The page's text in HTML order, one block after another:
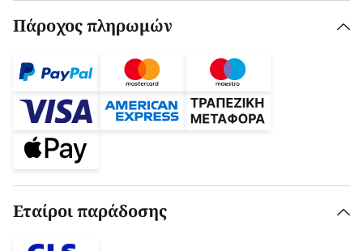
Πάροχος πληρωμών
Εταίροι παράδοσης